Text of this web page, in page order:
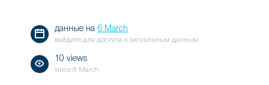
данные на 6 March
войдите для доступа к актуальным данным
10 views
since 6 March